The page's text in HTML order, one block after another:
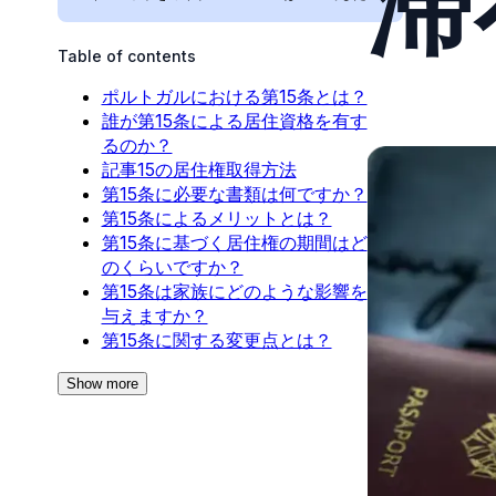
Table of contents
ポルトガルにおける第15条とは？
誰が第15条による居住資格を有す
るのか？
記事15の居住権取得方法
第15条に必要な書類は何ですか？
第15条によるメリットとは？
第15条に基づく居住権の期間はど
のくらいですか？
第15条は家族にどのような影響を
与えますか？
第15条に関する変更点とは？
Show more